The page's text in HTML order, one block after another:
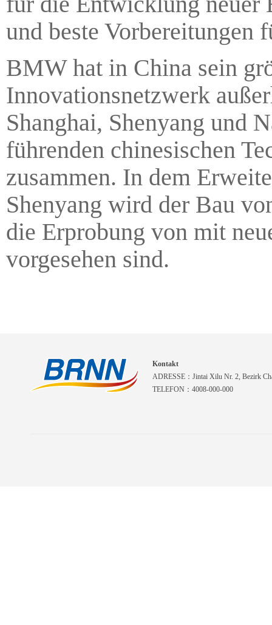
und beste Vorbereitungen
BMW hat in China sein
Innovationsnetzwerk
Shanghai, Shenyang und
führenden chinesischen
zusammen. In dem
Shenyang wird der Bau
die Erprobung von mit
vorgesehen sind.
Kontakt
ADRESSE：Jintai Xilu Nr. 2, Bezirk
TELEFON：4008-000-000